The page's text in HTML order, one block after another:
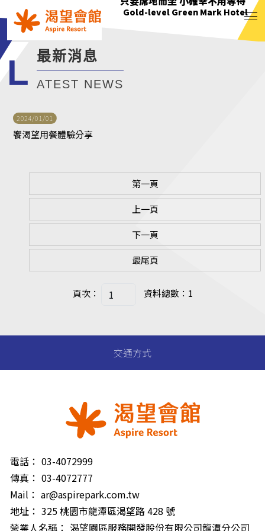
Gold-level Green Mark Hotel
Gold-level Green Mark Hotel
Gold-level Green Mark Hotel
Gold-level Green Mark Hotel
最新消息
L ATEST NEWS
2024/01/01
饗渴望用餐體驗分享
第一頁
上一頁
下一頁
最尾頁
頁次： 資料總數：1
交通方式
電話： 03-4072999
傳真： 03-4072777
Mail： ar@aspirepark.com.tw
地址： 325 桃園市龍潭區渴望路 428 號
營業人名稱： 渴望園區服務開發股份有限公司龍潭分公司